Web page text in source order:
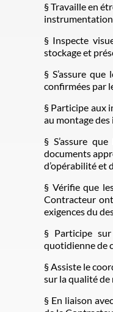
§ Travaille en
§ Inspecte
stockage et
§ S’assure
confirmées par
§ Participe aux
au montage
§ S’assure
documents
d’opérabilité et
§ Vérifie que
Contracteur
exigences du
§ Participe
quotidienne de
§ Assiste le
sur la qualité
§ En liaison